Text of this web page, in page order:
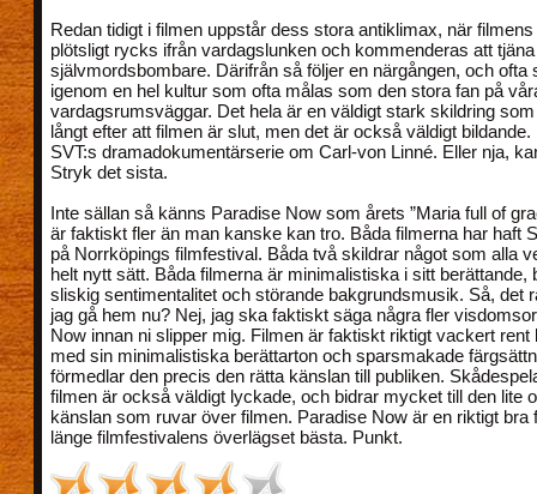
Redan tidigt i filmen uppstår dess stora antiklimax, när
plötsligt rycks ifrån vardagslunken och kommenderas att
självmordsbombare. Därifrån så följer en närgången, och ofta
igenom en hel kultur som ofta målas som den stora fan på
vardagsrumsväggar. Det hela är en väldigt stark skildring
långt efter att filmen är slut, men det är också väldigt
SVT:s dramadokumentärserie om Carl-von Linné. Eller nja,
Stryk det sista.
Inte sällan så känns Paradise Now som årets ”Maria full of
är faktiskt fler än man kanske kan tro. Båda filmerna har haft
på Norrköpings filmfestival. Båda två skildrar något som alla
helt nytt sätt. Båda filmerna är minimalistiska i sitt berättande,
sliskig sentimentalitet och störande bakgrundsmusik. Så, det
jag gå hem nu? Nej, jag ska faktiskt säga några fler
Now innan ni slipper mig. Filmen är faktiskt riktigt vackert rent
med sin minimalistiska berättarton och sparsmakade
förmedlar den precis den rätta känslan till publiken.
filmen är också väldigt lyckade, och bidrar mycket till den lite
känslan som ruvar över filmen. Paradise Now är en riktigt bra
länge filmfestivalens överlägset bästa. Punkt.